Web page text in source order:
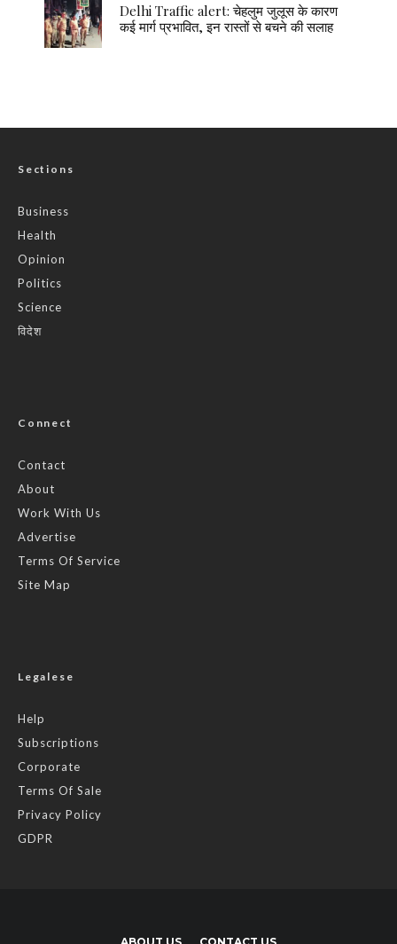
Delhi Traffic alert: चेहलुम जुलूस के कारण
कई मार्ग प्रभावित, इन रास्तों से बचने की सलाह
Sections
Business
Health
Opinion
Politics
Science
विदेश
Connect
Contact
About
Work With Us
Advertise
Terms Of Service
Site Map
Legalese
Help
Subscriptions
Corporate
Terms Of Sale
Privacy Policy
GDPR